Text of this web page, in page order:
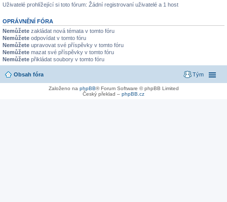
Uživatelé prohlížející si toto fórum: Žádní registrovaní uživatelé a 1 host
OPRÁVNĚNÍ FÓRA
Nemůžete zakládat nová témata v tomto fóru
Nemůžete odpovídat v tomto fóru
Nemůžete upravovat své příspěvky v tomto fóru
Nemůžete mazat své příspěvky v tomto fóru
Nemůžete přikládat soubory v tomto fóru
Obsah fóra Tým
Založeno na phpBB® Forum Software © phpBB Limited
Český překlad – phpBB.cz